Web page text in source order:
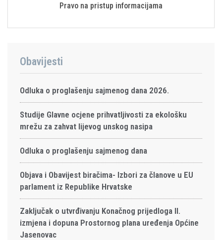
Pravo na pristup informacijama
Obavijesti
Odluka o proglašenju sajmenog dana 2026.
Studije Glavne ocjene prihvatljivosti za ekološku
mrežu za zahvat lijevog unskog nasipa
Odluka o proglašenju sajmenog dana
Objava i Obavijest biračima- Izbori za članove u EU
parlament iz Republike Hrvatske
Zaključak o utvrđivanju Konačnog prijedloga II.
izmjena i dopuna Prostornog plana uređenja Općine
Jasenovac